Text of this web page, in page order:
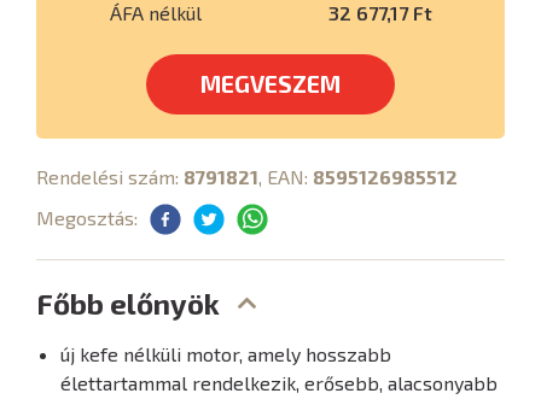
ÁFA nélkül 32 677,17 Ft
MEGVESZEM
Rendelési szám: 8791821, EAN: 8595126985512
Megosztás:
Főbb előnyök
új kefe nélküli motor, amely hosszabb
élettartammal rendelkezik, erősebb, alacsonyabb